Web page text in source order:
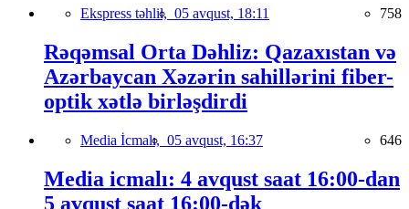
Ekspress təhlil, 05 avqust, 18:11 758
Rəqəmsal Orta Dəhliz: Qazaxıstan və
Azərbaycan Xəzərin sahillərini fiber-
optik xətlə birləşdirdi
Media İcmalı, 05 avqust, 16:37 646
Media icmalı: 4 avqust saat 16:00-dan
5 avqust saat 16:00-dək